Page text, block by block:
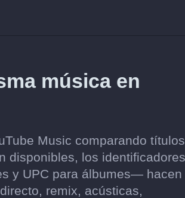
música en
Music comparando
disponibles, los identificadores
y UPC para álbumes— hacen
remix, acústicas,